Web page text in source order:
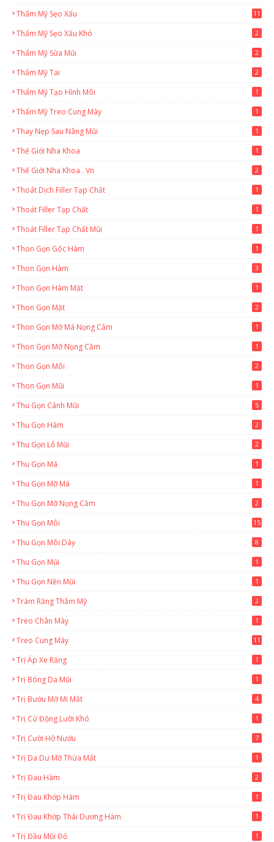
Thẩm Mỹ Sẹo Xấu 11
Thẩm Mỹ Sẹo Xấu Khó 2
Thẩm Mỹ Sửa Mũi 2
Thẩm Mỹ Tai 2
Thẩm Mỹ Tạo Hình Môi 1
Thẩm Mỹ Treo Cung Mày 1
Thay Nẹp Sau Nâng Mũi 1
Thế Giới Nha Khoa 1
Thế Giới Nha Khoa . Vn 2
Thoát Dịch Filler Tạp Chất 1
Thoát Filler Tạp Chất 1
Thoát Filler Tạp Chất Mũi 1
Thon Gọn Góc Hàm 1
Thon Gọn Hàm 3
Thon Gọn Hàm Mặt 1
Thon Gọn Mặt 2
Thon Gọn Mỡ Má Nọng Cằm 1
Thon Gọn Mỡ Nọng Cằm 1
Thon Gọn Môi 2
Thon Gọn Mũi 1
Thu Gọn Cánh Mũi 5
Thu Gọn Hàm 2
Thu Gọn Lỗ Mũi 2
Thu Gọn Má 1
Thu Gọn Mỡ Má 1
Thu Gọn Mỡ Nọng Cằm 2
Thu Gọn Môi 15
Thu Gọn Môi Dày 8
Thu Gọn Mũi 1
Thu Gọn Nền Mũi 1
Trám Răng Thẩm Mỹ 2
Treo Chân Mày 1
Treo Cung Mày 11
Trị Áp Xe Răng 1
Trị Bóng Da Mũi 1
Trị Bướu Mỡ Mi Mắt 4
Trị Cử Động Lưỡi Khó 1
Trị Cười Hở Nướu 7
Trị Da Dư Mỡ Thừa Mắt 1
Trị Đau Hàm 2
Trị Đau Khớp Hàm 1
Trị Đau Khớp Thái Dương Hàm 1
Trị Đầu Mũi Đỏ 1